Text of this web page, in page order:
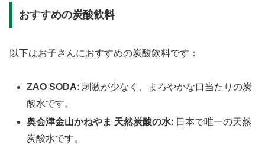
おすすめの炭酸飲料
以下はお子さんにおすすめの炭酸飲料です：
ZAO SODA: 刺激が少なく、まろやかな口当たりの炭
酸水です。
奥会津金山かねやま 天然炭酸の水: 日本で唯一の天然
炭酸水です。